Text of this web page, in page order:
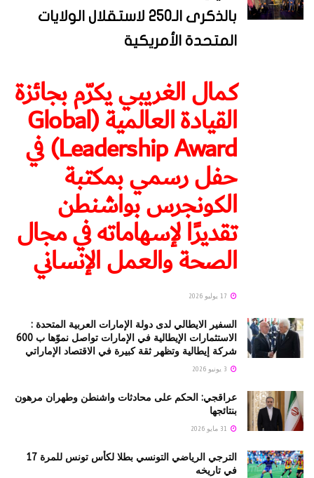
بالذكرى الـ250 لاستقلال الولايات
المتحدة الأمريكية
كمال الغريبي يكرّم بجائزة
القيادة العالمية (Global
Leadership Award) في
حفل رسمي بمكتبة
الكونجرس بواشنطن
تقديرًا لإسهاماته في مجال
الصحة والعمل الإنساني
السفير الايطالي لدى دولة الإمارات العربية المتحدة :
الاستثمارات الإيطالية في الإمارات تواصل نموّها ب 600
شركة إيطالية وتظهر ثقة كبيرة في الاقتصاد الإماراتي
عراقجي: الحكم على محادثات واشنطن وطهران مرهون
بنتائجها
الترجي الرياضي التونسي بطلا لكأس تونس للمرة 17
في تاريخه